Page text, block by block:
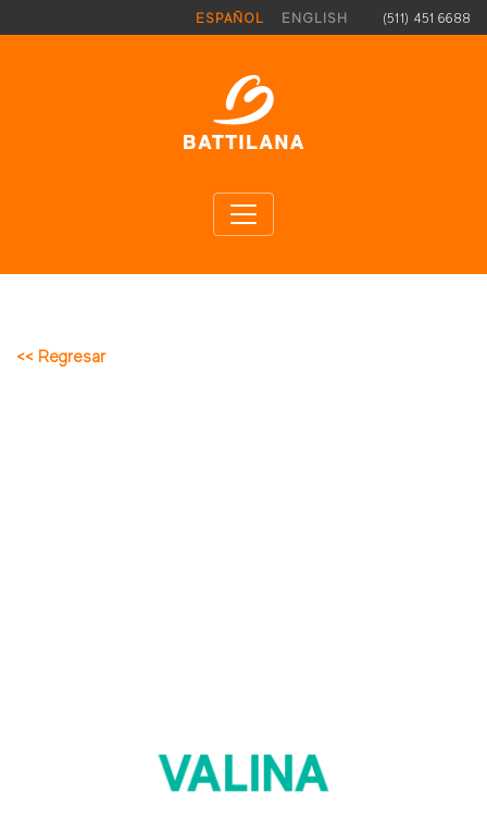
Pasar al contenido principalESPAÑOL ENGLISH (511) 451 6688
<< Regresar